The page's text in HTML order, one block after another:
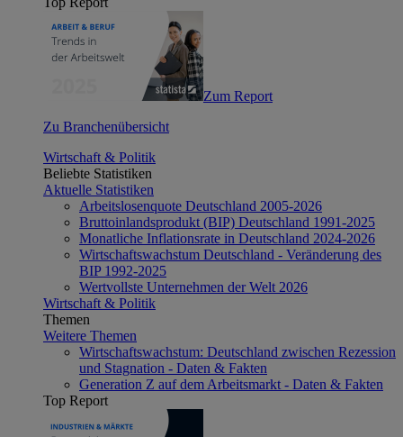
Zum Report
Zu Branchenübersicht
Wirtschaft & Politik
Beliebte Statistiken
Aktuelle Statistiken
Arbeitslosenquote Deutschland 2005-2026
Bruttoinlandsprodukt (BIP) Deutschland 1991-2025
Monatliche Inflationsrate in Deutschland 2024-2026
Wirtschaftswachstum Deutschland - Veränderung des
BIP 1992-2025
Wertvollste Unternehmen der Welt 2026
Wirtschaft & Politik
Themen
Weitere Themen
Wirtschaftswachstum: Deutschland zwischen Rezession
und Stagnation - Daten & Fakten
Generation Z auf dem Arbeitsmarkt - Daten & Fakten
Top Report